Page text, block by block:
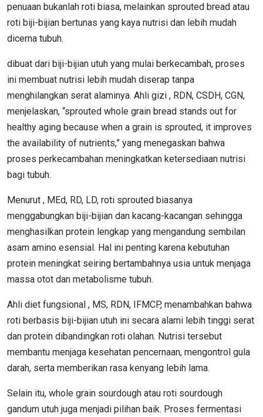
penuaan bukanlah roti biasa, melainkan sprouted bread atau
roti biji-bijian bertunas yang kaya nutrisi dan lebih mudah
dicerna tubuh.
dibuat dari biji-bijian utuh yang mulai berkecambah, proses
ini membuat nutrisi lebih mudah diserap tanpa
menghilangkan serat alaminya. Ahli gizi , RDN, CSDH, CGN,
menjelaskan, “sprouted whole grain bread stands out for
healthy aging because when a grain is sprouted, it improves
the availability of nutrients,” yang menegaskan bahwa
proses perkecambahan meningkatkan ketersediaan nutrisi
bagi tubuh.
Menurut , MEd, RD, LD, roti sprouted biasanya
menggabungkan biji-bijian dan kacang-kacangan sehingga
menghasilkan protein lengkap yang mengandung sembilan
asam amino esensial. Hal ini penting karena kebutuhan
protein meningkat seiring bertambahnya usia untuk menjaga
massa otot dan metabolisme tubuh.
Ahli diet fungsional , MS, RDN, IFMCP, menambahkan bahwa
roti berbasis biji-bijian utuh ini secara alami lebih tinggi serat
dan protein dibandingkan roti olahan. Nutrisi tersebut
membantu menjaga kesehatan pencernaan, mengontrol gula
darah, serta memberikan rasa kenyang lebih lama.
Selain itu, whole grain sourdough atau roti sourdough
gandum utuh juga menjadi pilihan baik. Proses fermentasi